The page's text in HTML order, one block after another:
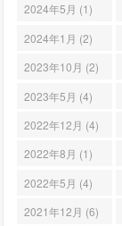
2024年5月 (1)
2024年1月 (2)
2023年10月 (2)
2023年5月 (4)
2022年12月 (4)
2022年8月 (1)
2022年5月 (4)
2021年12月 (6)